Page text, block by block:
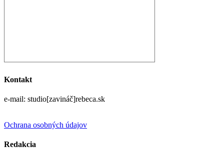
Kontakt
e-mail: studio[zavináč]rebeca.sk
Ochrana osobných údajov
Redakcia